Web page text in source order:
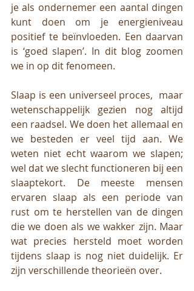
je als ondernemer een aantal dingen
kunt doen om je energieniveau
positief te beïnvloeden. Een daarvan
is ‘goed slapen’. In dit blog zoomen
we in op dit fenomeen.
Slaap is een universeel proces,  maar
wetenschappelijk gezien nog altijd
een raadsel. We doen het allemaal en
we besteden er veel tijd aan. We
weten niet echt waarom we slapen;
wel dat we slecht functioneren bij een
slaaptekort. De meeste mensen
ervaren slaap als een periode van
rust om te herstellen van de dingen
die we doen als we wakker zijn. Maar
wat precies hersteld moet worden
tijdens slaap is nog niet duidelijk. Er
zijn verschillende theorieën over.